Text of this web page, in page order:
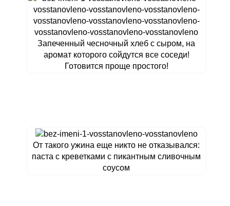
Запеченный чесночный хлеб с сыром, на
аромат которого сойдутся все соседи!
Готовится проще простого!
От такого ужина еще никто не отказывался:
паста с креветками с пикантным сливочным
соусом